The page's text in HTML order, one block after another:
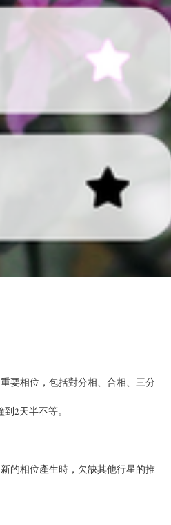
要相位，包括對分相、合相、三分
2天半不等。
的相位產生時，欠缺其他行星的推